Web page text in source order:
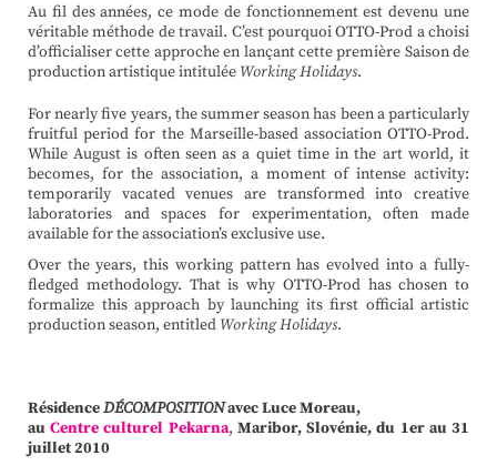
Au fil des années, ce mode de fonctionnement est devenu une
véritable méthode de travail. C’est pourquoi OTTO-Prod a choisi
d’officialiser cette approche en lançant cette première Saison de
production artistique intitulée Working Holidays.
For nearly five years, the summer season has been a particularly
fruitful period for the Marseille-based association OTTO-Prod.
While August is often seen as a quiet time in the art world, it
becomes, for the association, a moment of intense activity:
temporarily vacated venues are transformed into creative
laboratories and spaces for experimentation, often made
available for the association’s exclusive use.
Over the years, this working pattern has evolved into a fully-
fledged methodology. That is why OTTO-Prod has chosen to
formalize this approach by launching its first official artistic
production season, entitled Working Holidays.
RésidenceDÉCOMPOSITIONavec Luce Moreau,
auCentre culturel Pekarna, Maribor,Slovénie,du 1er au 31
juillet 2010